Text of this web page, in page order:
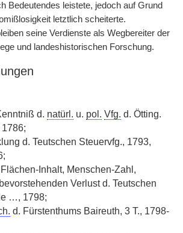
Bedeutendes leistete, jedoch auf Grund
letztlich scheiterte.
seine Verdienste als Wegbereiter der
und landeshistorischen Forschung.
d. natürl. u. pol. Vfg. d. Ötting.
d. Teutschen Steuervfg., 1793,
Flächen-Inhalt, Menschen-Zahl,
Verlust d. Teutschen
…, 1798;
d. Fürstenthums Baireuth, 3 T., 1798-